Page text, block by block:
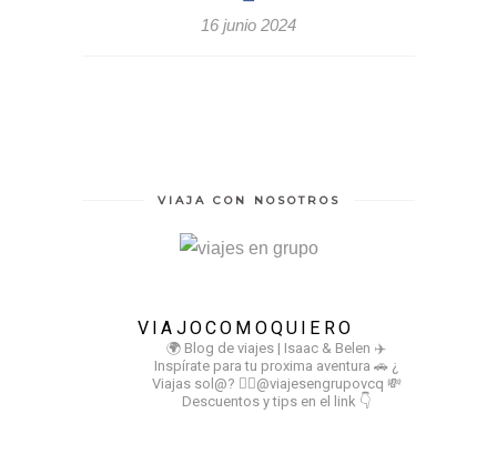
16 junio 2024
VIAJA CON NOSOTROS
VIAJOCOMOQUIERO
🌍 Blog de viajes | Isaac & Belen ✈️
Inspírate para tu proxima aventura 🚗 ¿
Viajas sol@? 👉🏻@viajesengrupovcq 💸
Descuentos y tips en el link 👇